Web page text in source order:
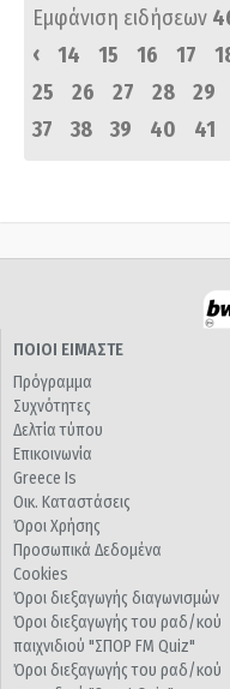
Εμφάνιση ειδήσεων
‹
14 15 16 17
25
26 27 28 29
37
38 39 40 41
ΠΟΙΟΙ ΕΙΜΑΣΤΕ
Πρόγραμμα
Συχνότητες
Δελτία τύπου
Επικοινωνία
Greece Is
Οικ. Καταστάσεις
Όροι Χρήσης
Προσωπικά Δεδομένα
Cookies
Όροι διεξαγωγής διαγωνισμών
Όροι διεξαγωγής του ραδ/κού
παιχνιδιού "ΣΠΟΡ FM Quiz"
Όροι διεξαγωγής του ραδ/κού